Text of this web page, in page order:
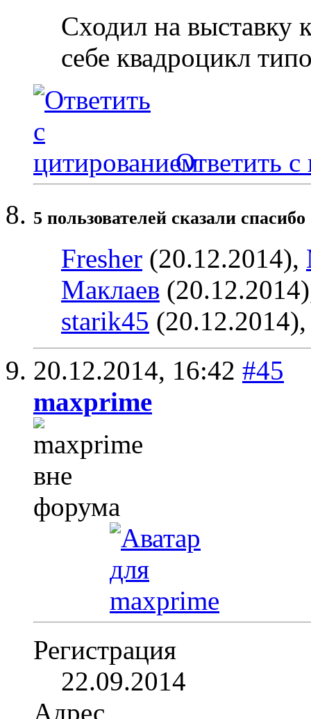
Сходил на выставку
себе квадроцикл
Ответить с
5 пользователей сказали
Fresher (20.12.2014),
Маклаев
starik45
20.12.2014, 16:42 #45
maxprime
Регистрация
22.09.2014
Адрес